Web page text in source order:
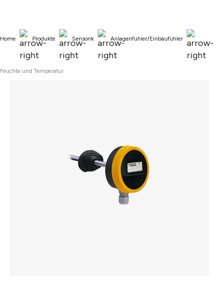
Home Produkte Sensorik Anlagenfühler/Einbaufühler
Feuchte und Temperatur